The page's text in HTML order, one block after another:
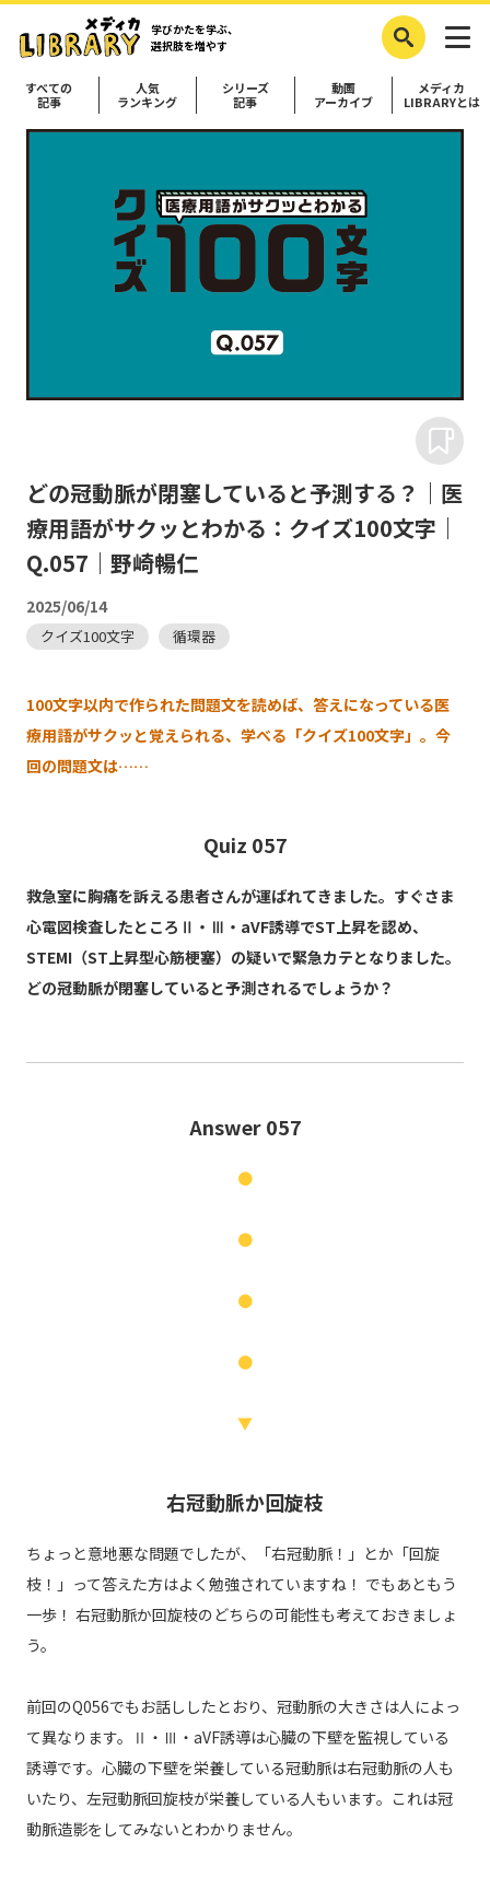
学びかたを学ぶ、
選択肢を増やす
すべての
記事
人気
ランキング
シリーズ
記事
動画
アーカイブ
メディカ
LIBRARYとは
どの冠動脈が閉塞していると予測する？｜医
療用語がサクッとわかる：クイズ100文字｜
Q.057｜野崎暢仁
2025/06/14
クイズ100文字 循環器
100文字以内で作られた問題文を読めば、答えになっている医
療用語がサクッと覚えられる、学べる「クイズ100文字」。今
回の問題文は……
Quiz 057
救急室に胸痛を訴える患者さんが運ばれてきました。すぐさま
心電図検査したところⅡ・Ⅲ・aVF誘導でST上昇を認め、
STEMI（ST上昇型心筋梗塞）の疑いで緊急カテとなりました。
どの冠動脈が閉塞していると予測されるでしょうか？
Answer 057
●
●
●
●
▼
右冠動脈か回旋枝
ちょっと意地悪な問題でしたが、「右冠動脈！」とか「回旋
枝！」って答えた方はよく勉強されていますね！ でもあともう
一歩！ 右冠動脈か回旋枝のどちらの可能性も考えておきましょ
う。
前回のQ056でもお話ししたとおり、冠動脈の大きさは人によっ
て異なります。Ⅱ・Ⅲ・aVF誘導は心臓の下壁を監視している
誘導です。心臓の下壁を栄養している冠動脈は右冠動脈の人も
いたり、左冠動脈回旋枝が栄養している人もいます。これは冠
動脈造影をしてみないとわかりません。